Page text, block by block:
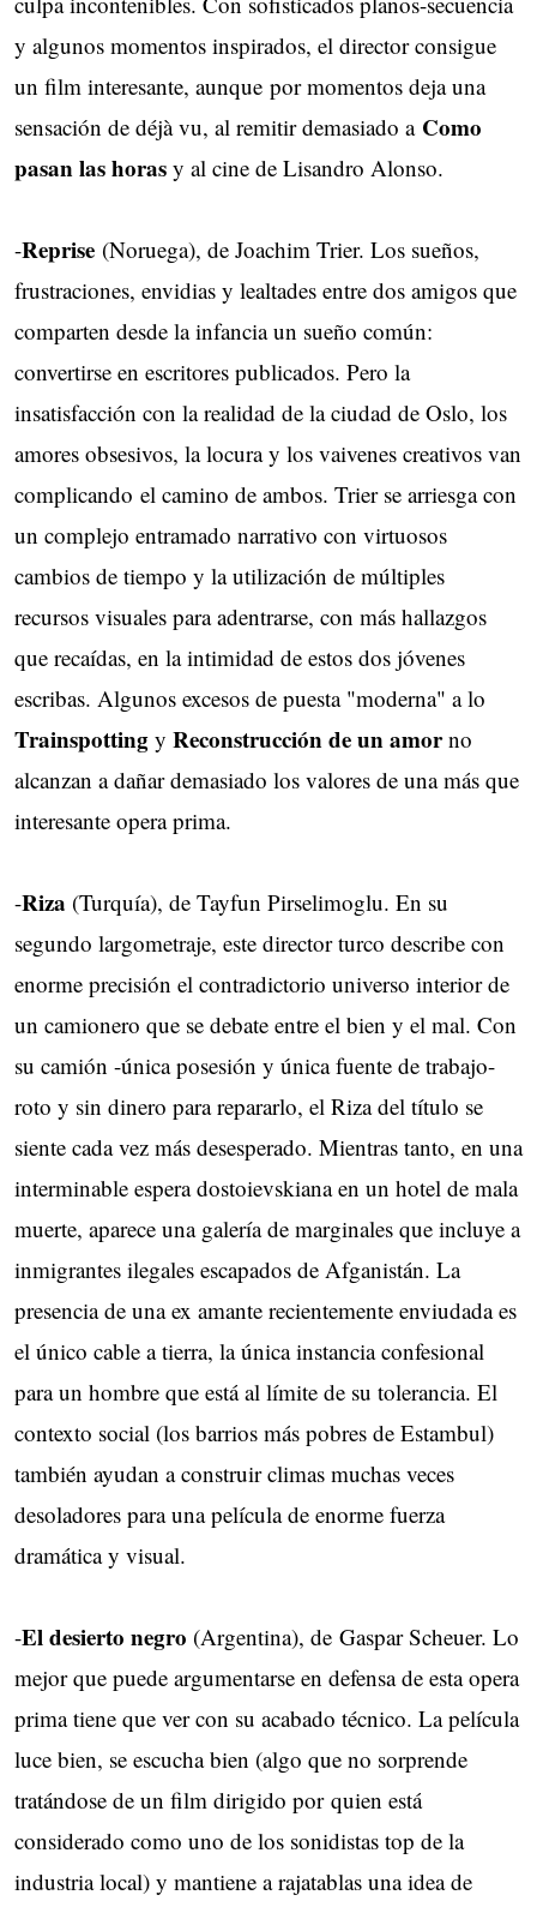
y algunos momentos inspirados, el director consigue
un film interesante, aunque por momentos deja una
sensación de déjà vu, al remitir demasiado a Como
pasan las horas y al cine de Lisandro Alonso.
-Reprise (Noruega), de Joachim Trier. Los sueños,
frustraciones, envidias y lealtades entre dos amigos que
comparten desde la infancia un sueño común:
convertirse en escritores publicados. Pero la
insatisfacción con la realidad de la ciudad de Oslo, los
amores obsesivos, la locura y los vaivenes creativos van
complicando el camino de ambos. Trier se arriesga con
un complejo entramado narrativo con virtuosos
cambios de tiempo y la utilización de múltiples
recursos visuales para adentrarse, con más hallazgos
que recaídas, en la intimidad de estos dos jóvenes
escribas. Algunos excesos de puesta "moderna" a lo
Trainspotting y Reconstrucción de un amorno
alcanzan a dañar demasiado los valores de una más que
interesante opera prima.
-Riza (Turquía), de Tayfun Pirselimoglu. En su
segundo largometraje, este director turco describe con
enorme precisión el contradictorio universo interior de
un camionero que se debate entre el bien y el mal. Con
su camión -única posesión y única fuente de trabajo-
roto y sin dinero para repararlo, el Riza del título se
siente cada vez más desesperado. Mientras tanto, en una
interminable espera dostoievskiana en un hotel de mala
muerte, aparece una galería de marginales que incluye a
inmigrantes ilegales escapados de Afganistán. La
presencia de una ex amante recientemente enviudada es
el único cable a tierra, la única instancia confesional
para un hombre que está al límite de su tolerancia. El
contexto social (los barrios más pobres de Estambul)
también ayudan a construir climas muchas veces
desoladores para una película de enorme fuerza
dramática y visual.
-El desierto negro (Argentina), de Gaspar Scheuer. Lo
mejor que puede argumentarse en defensa de esta opera
prima tiene que ver con su acabado técnico. La película
luce bien, se escucha bien (algo que no sorprende
tratándose de un film dirigido por quien está
considerado como uno de los sonidistas top de la
industria local) y mantiene a rajatablas una idea de